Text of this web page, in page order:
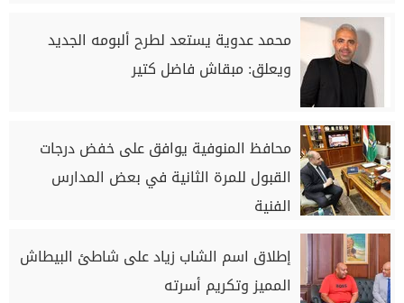
محمد عدوية يستعد لطرح ألبومه الجديد
ويعلق: مبقاش فاضل كتير
محافظ المنوفية يوافق على خفض درجات
القبول للمرة الثانية في بعض المدارس
الفنية
إطلاق اسم الشاب زياد على شاطئ البيطاش
المميز وتكريم أسرته